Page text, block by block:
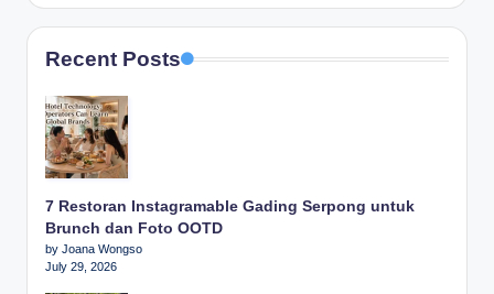
Recent Posts
7 Restoran Instagramable Gading Serpong untuk
Brunch dan Foto OOTD
by Joana Wongso
July 29, 2026